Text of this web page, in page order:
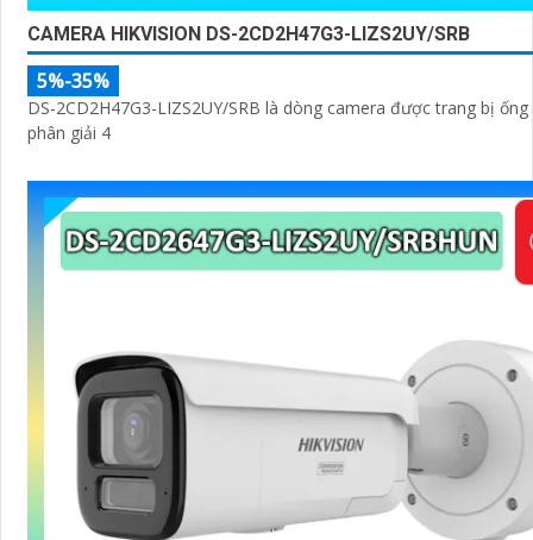
CAMERA HIKVISION DS-2CD2H47G3-LIZS2UY/SRB
5%-35%
DS-2CD2H47G3-LIZS2UY/SRB là dòng camera được trang bị
phân giải 4